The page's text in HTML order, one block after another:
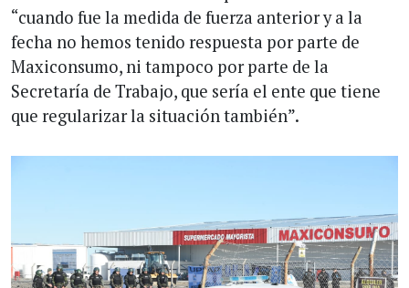
“cuando fue la medida de fuerza anterior y a la
fecha no hemos tenido respuesta por parte de
Maxiconsumo, ni tampoco por parte de la
Secretaría de Trabajo, que sería el ente que tiene
que regularizar la situación también”.